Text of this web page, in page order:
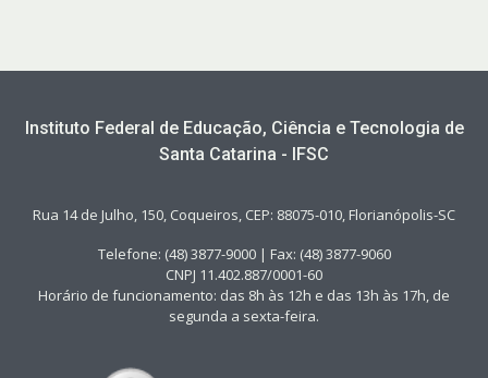
Instituto Federal de Educação, Ciência e Tecnologia de
Santa Catarina - IFSC
Rua 14 de Julho, 150, Coqueiros, CEP: 88075-010, Florianópolis-SC
Telefone: (48) 3877-9000 | Fax: (48) 3877-9060
CNPJ 11.402.887/0001-60
Horário de funcionamento: das 8h às 12h e das 13h às 17h, de
segunda a sexta-feira.